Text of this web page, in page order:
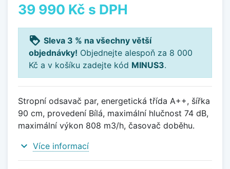
39 990 Kč s DPH
loyalty Sleva 3 % na všechny větší
objednávky! Objednejte alespoň za 8 000
Kč a v košíku zadejte kód MINUS3.
Stropní odsavač par, energetická třída A++, šířka
90 cm, provedení Bílá, maximální hlučnost 74 dB,
maximální výkon 808 m3/h, časovač doběhu.
expand_more Více informací